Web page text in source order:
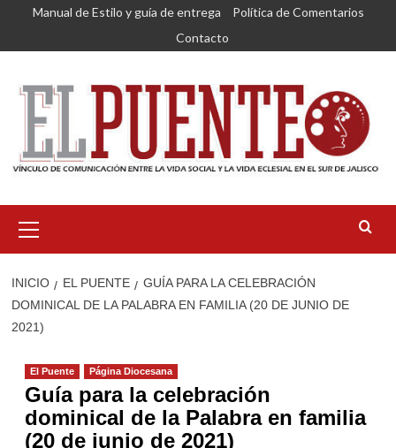
Saltar
contenido
Manual de Estilo y guía de entrega
Política de Comentarios
Contacto
primario
INICIO EL PUENTE
GUÍA PARA LA CELEBRACIÓN
DOMINICAL DE LA PALABRA EN FAMILIA (20 DE JUNIO DE
2021)
El Puente Página Diocesana
Guía para la celebración
dominical de la Palabra en familia
(20 de junio de 2021)